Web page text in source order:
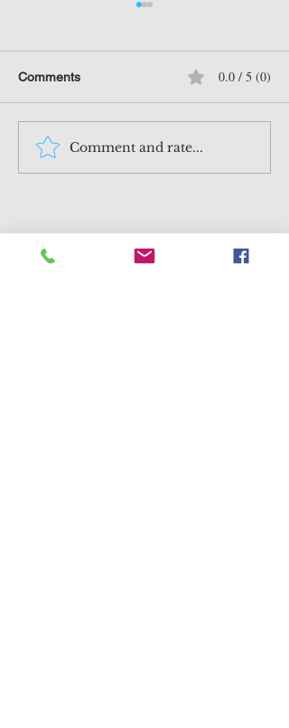
240125 九哥捷報：TSLA
業績會有危 ？可以點做？
Comments 0.0 / 5 (0)
Comment and rate...
豐富分析！